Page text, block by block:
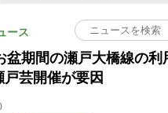
ース
期間の瀬戸大橋線の
芸開催が要因